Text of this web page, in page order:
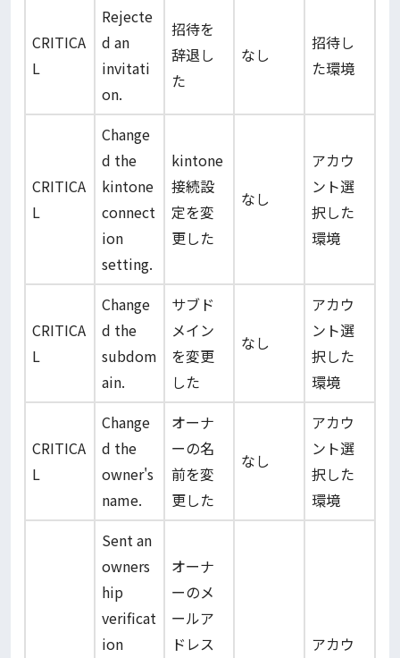
CRITICA
L
Rejecte
d an
invitati
on.
招待を
辞退し
た
なし
招待し
た環境
CRITICA
L
Change
d the
kintone
connect
ion
setting.
kintone
接続設
定を変
更した
なし
アカウ
ント選
択した
環境
CRITICA
L
Change
d the
subdom
ain.
サブド
メイン
を変更
した
なし
アカウ
ント選
択した
環境
CRITICA
L
Change
d the
owner's
name.
オーナ
ーの名
前を変
更した
なし
アカウ
ント選
択した
環境
Sent an
owners
hip
verificat
ion
オーナ
ーのメ
ールア
ドレス
アカウ